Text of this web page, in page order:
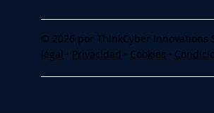
© 2026 por ThinkCyber Innovations
legal · Privacidad · Cookies ·